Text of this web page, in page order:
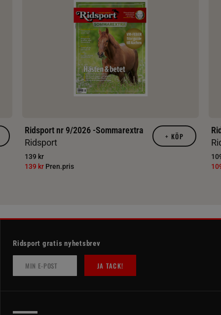
Ridsport nr 9/2026 -Sommarextra
Ridsport
139 kr
139 kr Pren.pris
+ KÖP
Ridsport gratis nyhetsbrev
JA TACK!